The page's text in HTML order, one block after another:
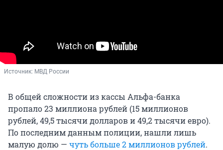
Источник: МВД России
В общей сложности из кассы Альфа-банка
пропало 23 миллиона рублей (15 миллионов
рублей, 49,5 тысячи долларов и 49,2 тысячи евро).
По последним данным полиции, нашли лишь
малую долю — чуть больше 2 миллионов рублей.